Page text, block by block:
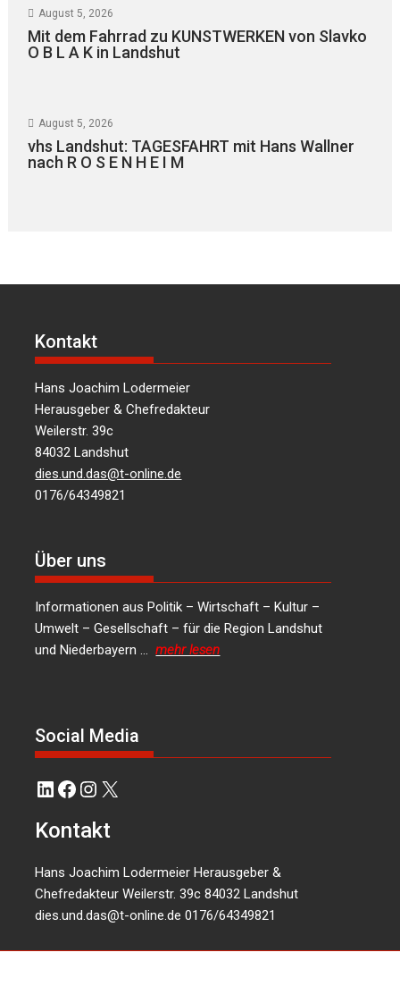
August 5, 2026
Mit dem Fahrrad zu KUNSTWERKEN von Slavko
O B L A K in Landshut
August 5, 2026
vhs Landshut: TAGESFAHRT mit Hans Wallner
nach R O S E N H E I M
Kontakt
Hans Joachim Lodermeier
Herausgeber & Chefredakteur
Weilerstr. 39c
84032 Landshut
dies.und.das@t-online.de
0176/64349821
Über uns
Informationen aus Politik – Wirtschaft – Kultur –
Umwelt – Gesellschaft – für die Region Landshut
und Niederbayern …mehr lesen
Social Media
LinkedIn
Facebook
Instagram
X
Kontakt
Hans Joachim Lodermeier Herausgeber &
Chefredakteur Weilerstr. 39c 84032 Landshut
dies.und.das@t-online.de 0176/64349821